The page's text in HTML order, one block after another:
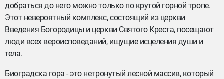
добраться до него можно только по крутой горной тропе.
Этот невероятный комплекс, состоящий из церкви
Введения Богородицы и церкви Святого Креста, посещают
люди всех вероисповеданий, ищущие исцеления души и
тела.
Биоградска гора - это нетронутый лесной массив, который